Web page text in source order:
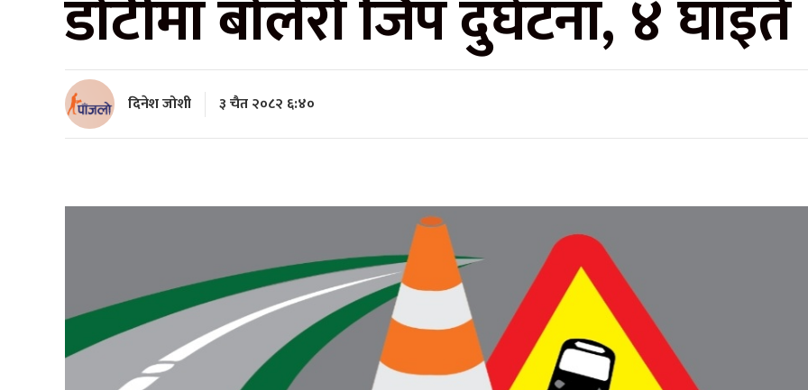
डोटीमा बोलेरो जिप दुर्घटना, ४ घाइते
दिनेश जोशी ३ चैत २०८२ ६:४०